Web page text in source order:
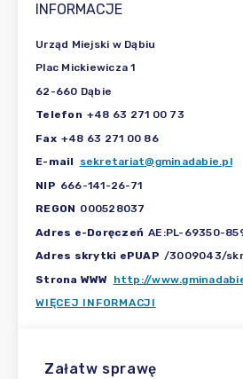
INFORMACJE
Urząd Miejski w Dąbiu
Plac Mickiewicza 1
62-660 Dąbie
Telefon +48 63 271 00 73
Fax +48 63 271 00 86
E-mail
sekretariat@gminadabie.pl
NIP 666-141-26-71
REGON 000528037
Adres e-Doręczeń AE:PL-69350-
Adres skrytki ePUAP /3009043/
Strona WWW http://
WIĘCEJ INFORMACJI
Załatw sprawę